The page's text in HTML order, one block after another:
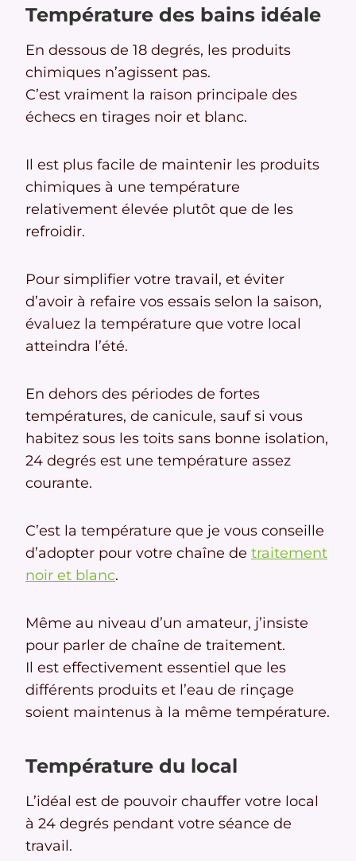
Température des bains idéale
En dessous de 18 degrés, les produits
chimiques n’agissent pas.
C’est vraiment la raison principale des
échecs en tirages noir et blanc.
Il est plus facile de maintenir les produits
chimiques à une température
relativement élevée plutôt que de les
refroidir.
Pour simplifier votre travail, et éviter
d’avoir à refaire vos essais selon la saison,
évaluez la température que votre local
atteindra l’été.
En dehors des périodes de fortes
températures, de canicule, sauf si vous
habitez sous les toits sans bonne isolation,
24 degrés est une température assez
courante.
C’est la température que je vous conseille
d’adopter pour votre chaîne de traitement
noir et blanc.
Même au niveau d’un amateur, j’insiste
pour parler de chaîne de traitement.
Il est effectivement essentiel que les
différents produits et l’eau de rinçage
soient maintenus à la même température.
Température du local
L’idéal est de pouvoir chauffer votre local
à 24 degrés pendant votre séance de
travail.